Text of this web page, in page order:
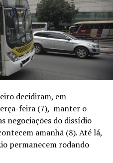
decidiram, em
feira (7), manter o
negociações do dissídio
amanhã (8). Até lá,
permanecem rodando